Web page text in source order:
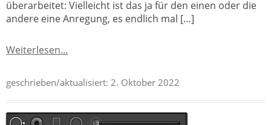
überarbeitet: Vielleicht ist das ja für den einen oder die
andere eine Anregung, es endlich mal […]
Weiterlesen...
geschrieben/aktualisiert: 2. Oktober 2022